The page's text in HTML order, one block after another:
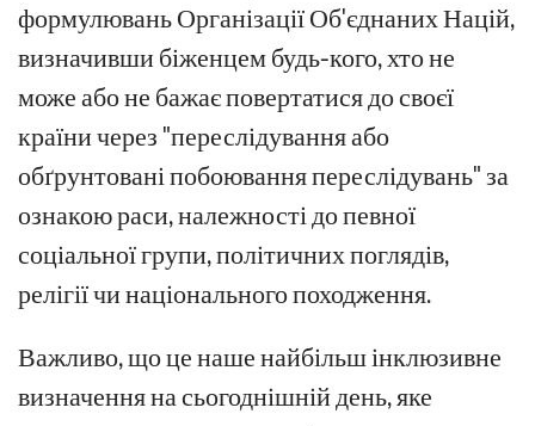
формулювань Організації Об'єднаних Націй,
визначивши біженцем будь-кого, хто не
може або не бажає повертатися до своєї
країни через "переслідування або
обґрунтовані побоювання переслідувань" за
ознакою раси, належності до певної
соціальної групи, політичних поглядів,
релігії чи національного походження.
Важливо, що це наше найбільш інклюзивне
визначення на сьогоднішній день, яке